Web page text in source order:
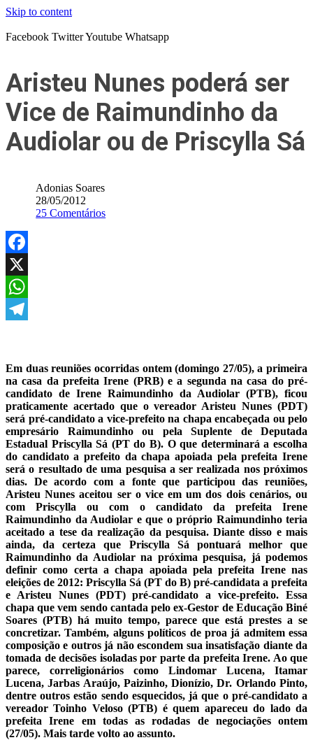
Skip to content
Facebook TwitterYoutube Whatsapp
Aristeu Nunes poderá ser
Vice de Raimundinho da
Audiolar ou de Priscylla Sá
Adonias Soares
28/05/2012
25 Comentários
Facebook
X
WhatsApp
Em duas reuniões ocorridas ontem (domingo 27/05), a primeira
na casa da prefeita Irene (PRB) e a segunda na casa do pré-
candidato de Irene Raimundinho da Audiolar (PTB), ficou
praticamente acertado que o vereador Aristeu Nunes (PDT)
será pré-candidato a vice-prefeito na chapa encabeçada ou pelo
empresário Raimundinho ou pela Suplente de Deputada
Estadual Priscylla Sá (PT do B). O que determinará a escolha
do candidato a prefeito da chapa apoiada pela prefeita Irene
será o resultado de uma pesquisa a ser realizada nos próximos
dias. De acordo com a fonte que participou das reuniões,
Aristeu Nunes aceitou ser o vice em um dos dois cenários, ou
com Priscylla ou com o candidato da prefeita Irene
Raimundinho da Audiolar e que o próprio Raimundinho teria
aceitado a tese da realização da pesquisa. Diante disso e mais
ainda, da certeza que Priscylla Sá pontuará melhor que
Raimundinho da Audiolar na próxima pesquisa, já podemos
definir como certa a chapa apoiada pela prefeita Irene nas
eleições de 2012: Priscylla Sá (PT do B) pré-candidata a prefeita
e Aristeu Nunes (PDT) pré-candidato a vice-prefeito. Essa
chapa que vem sendo cantada pelo ex-Gestor de Educação Biné
Soares (PTB) há muito tempo, parece que está prestes a se
concretizar. Também, alguns políticos de proa já admitem essa
composição e outros já não escondem sua insatisfação diante da
tomada de decisões isoladas por parte da prefeita Irene. Ao que
parece, correligionários como Lindomar Lucena, Itamar
Lucena, Jarbas Araújo, Paizinho, Dionízio, Dr. Orlando Pinto,
dentre outros estão sendo esquecidos, já que o pré-candidato a
vereador Toinho Veloso (PTB) é quem apareceu do lado da
prefeita Irene em todas as rodadas de negociações ontem
(27/05). Mais tarde volto ao assunto.